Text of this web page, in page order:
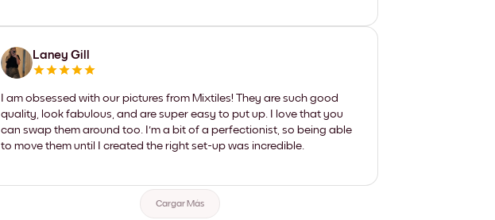
Laney Gill
I am obsessed with our pictures from Mixtiles! They are such good
quality, look fabulous, and are super easy to put up. I love that you
can swap them around too. I'm a bit of a perfectionist, so being able
to move them until I created the right set-up was incredible.
Cargar Más